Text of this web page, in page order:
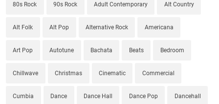
80s Rock 90s Rock Adult Contemporary Alt Country
Alt Folk Alt Pop Alternative Rock Americana
Art Pop Autotune Bachata Beats Bedroom
Chillwave Christmas Cinematic Commercial
Cumbia Dance Dance Hall Dance Pop Dancehall